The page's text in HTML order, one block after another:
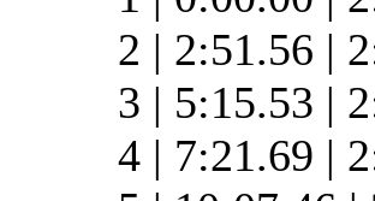
2 | 2:51.56 |
3 | 5:15.53 |
4 | 7:21.69 |